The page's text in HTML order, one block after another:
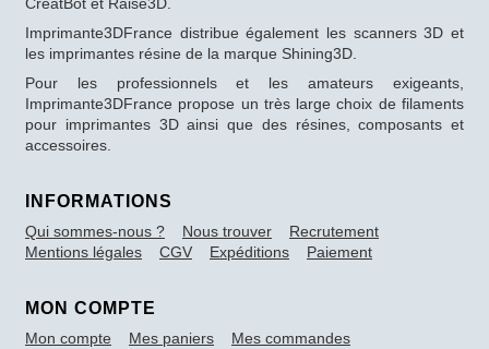
Imprimante3DFrance distribue également les scanners 3D et
les imprimantes résine de la marque Shining3D.
Pour les professionnels et les amateurs exigeants,
Imprimante3DFrance propose un très large choix de filaments
pour imprimantes 3D ainsi que des résines, composants et
accessoires.
INFORMATIONS
Qui sommes-nous ? Nous trouver
Recrutement
Mentions légales
CGV Expéditions Paiement
MON COMPTE
Mon compte Mes paniers Mes commandes